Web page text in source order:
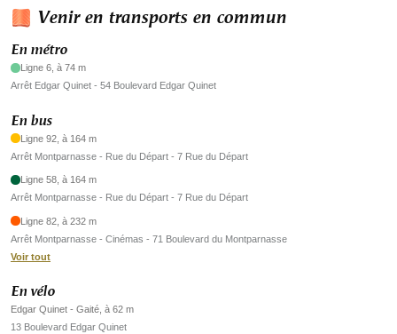
Venir en transports en commun
En métro
Ligne 6, à 74 m
Arrêt Edgar Quinet - 54 Boulevard Edgar Quinet
En bus
Ligne 92, à 164 m
Arrêt Montparnasse - Rue du Départ - 7 Rue du Départ
Ligne 58, à 164 m
Arrêt Montparnasse - Rue du Départ - 7 Rue du Départ
Ligne 82, à 232 m
Arrêt Montparnasse - Cinémas - 71 Boulevard du Montparnasse
Voir tout
En vélo
Edgar Quinet - Gaité, à 62 m
13 Boulevard Edgar Quinet